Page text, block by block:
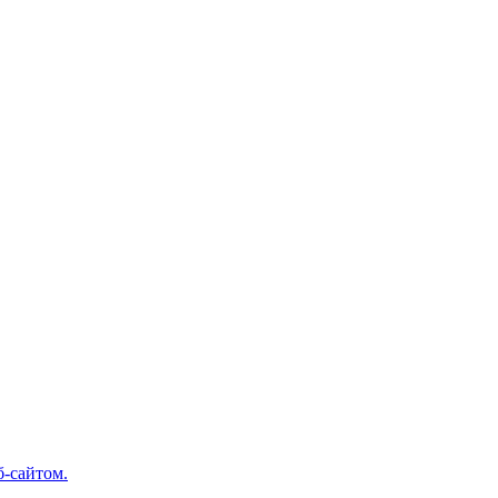
сайтом.